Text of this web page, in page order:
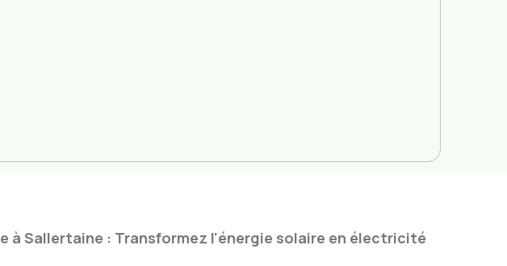
à Sallertaine : Transformez l'énergie solaire en électricité